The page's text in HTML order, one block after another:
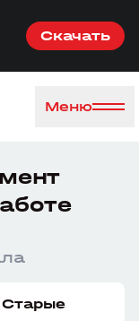
Скачать
Меню
Старые